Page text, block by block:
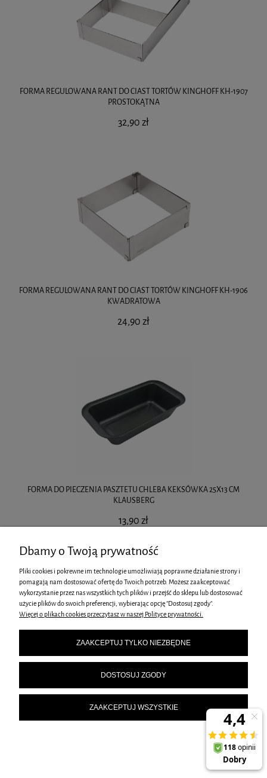
FORMA REGULOWANA RANT DO CIAST TORTÓW KINGHOFF KH-1907
PROSTOKĄTNA
32,90 zł
FORMA REGULOWANA RANT DO CIAST TORTÓW KINGHOFF KH-1906
KWADRATOWA
24,90 zł
FORMA DO PIECZENIA PASZTETU CHLEBA KEKSÓWKA 25X13 CM
KLAUSBERG
13,90 zł
GRANITOWA FORMA DO PIECZENIA 12 PĄCZKÓW DONUT KLAUSBERG KB-
27,90 zł
Dbamy o Twoją prywatność
Pliki cookies i pokrewne im technologie umożliwiają poprawne działanie strony i
pomagają nam dostosować ofertę do Twoich potrzeb. Możesz zaakceptować
wykorzystanie przez nas wszystkich tych plików i przejść do sklepu lub dostosować
użycie plików do swoich preferencji, wybierając opcję "Dostosuj zgody".
Więcej o plikach cookies przeczytasz w naszej Polityce prywatności.
ZAAKCEPTUJ TYLKO NIEZBĘDNE
DOSTOSUJ ZGODY
ZAAKCEPTUJ WSZYSTKIE